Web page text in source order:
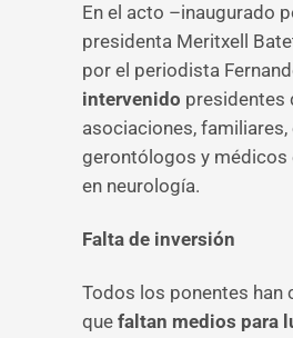
En el acto –inaugurado
presidenta Meritxell
por el periodista
intervenido presidentes
asociaciones,
gerontólogos y médicos
en neurología.
Falta de inversión
Todos los ponentes han
que faltan medios para